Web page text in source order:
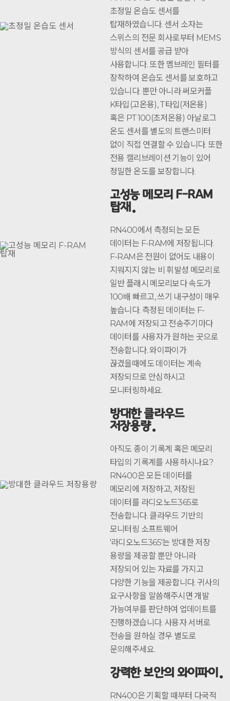
초정밀 온습도 센서를
탑재하였습니다. 센서 소자는
스위스의 전문 회사로부터 MEMS
방식의 센서를 공급 받아
사용합니다. 또한 멤브레인 필터를
장착하여 온습도 센서를 보호하고
있습니다. 뿐만 아니라 써모커플
K타입(고온용), T타입(저온용)
혹은 PT100(초저온용) 아날로그
온도 센서를 별도의 트랜스미터
없이 직접 연결할 수 있습니다. 또한
전용 캘리브레이션 기능이 있어
정밀한 온도를 보장합니다.
고성능 메모리 F-RAM
탑재
RN400에서 측정되는 모든
데이터는 F-RAM에 저장됩니다.
F-RAM은 전원이 없어도 내용이
지워지지 않는 비 휘발성 메모리로
일반 플래시 메모리보다 속도가
100배 빠르고, 쓰기 내구성이 매우
높습니다. 측정된 데이터는 F-
RAM에 저장되고 전송주기마다
데이터를 사용자가 원하는 곳으로
전송합니다. 와이파이가
끊겼을때에도 데이터는 계속
저장되므로 안심하시고
모니터링하세요.
방대한 클라우드
저장용량
아직도 종이 기록계 혹은 메모리
타입의 기록계를 사용하시나요?
RN400은 모든 데이터를
메모리에 저장하고, 저장된
데이터를 라디오노드365로
전송합니다. 클라우드 기반의
모니터링 소프트웨어
'라디오노드365'는 방대한 저장
용량을 제공할 뿐만 아니라
저장되어 있는 자료를 가지고
다양한 기능을 제공합니다. 귀사의
요구사항을 말씀해주시면 개발
가능여부를 판단하여 업데이트를
진행하겠습니다. 사용자 서버로
전송을 원하실 경우 별도로
문의해주세요.
강력한 보안의 와이파이
RN400은 기획할 때부터 다국적